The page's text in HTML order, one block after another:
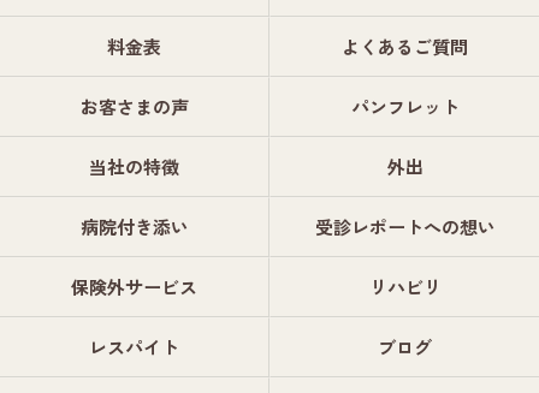
料金表 よくあるご質問
お客さまの声 パンフレット
当社の特徴 外出
病院付き添い 受診レポートへの想い
保険外サービス リハビリ
レスパイト ブログ